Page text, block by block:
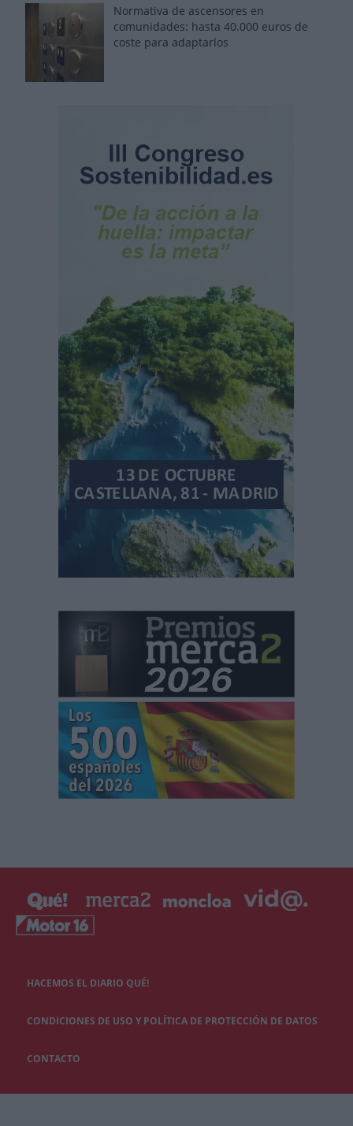
Normativa de ascensores en
comunidades: hasta 40.000 euros de
coste para adaptarlos
HACEMOS EL DIARIO QUÉ!
CONDICIONES DE USO Y POLÍTICA DE PROTECCIÓN DE DATOS
CONTACTO